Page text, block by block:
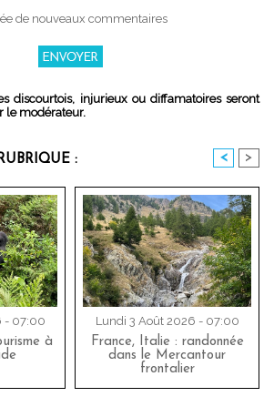
de nouveaux commentaires
discourtois, injurieux ou diffamatoires seront
le modérateur.
: < >
- 07:00
à
Lundi 3 Août 2026 - 07:00
France, Italie : randonnée
dans le Mercantour
frontalier